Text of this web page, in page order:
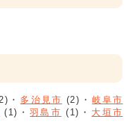
多治見市 (2)
岐阜市
(1) 羽島市 (1)
大垣市